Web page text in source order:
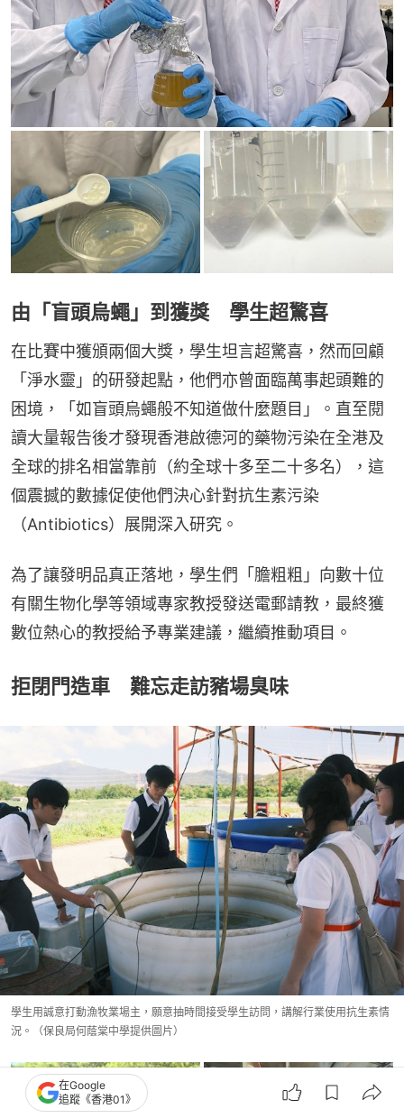
由「盲頭烏蠅」到獲獎 學生超驚喜
在比賽中獲頒兩個大獎，學生坦言超驚喜，然而回顧
「淨水靈」的研發起點，他們亦曾面臨萬事起頭難的
困境，「如盲頭烏蠅般不知道做什麼題目」。直至閱
讀大量報告後才發現香港啟德河的藥物污染在全港及
全球的排名相當靠前（約全球十多至二十多名），這
個震撼的數據促使他們決心針對抗生素污染
（Antibiotics）展開深入研究。
為了讓發明品真正落地，學生們「膽粗粗」向數十位
有關生物化學等領域專家教授發送電郵請教，最終獲
數位熱心的教授給予專業建議，繼續推動項目。
拒閉門造車 難忘走訪豬場臭味
學生用誠意打動漁牧業場主，願意抽時間接受學生訪問，講解行業使用抗生素情
況。（保良局何蔭棠中學提供圖片）
在Google
追蹤《香港01》